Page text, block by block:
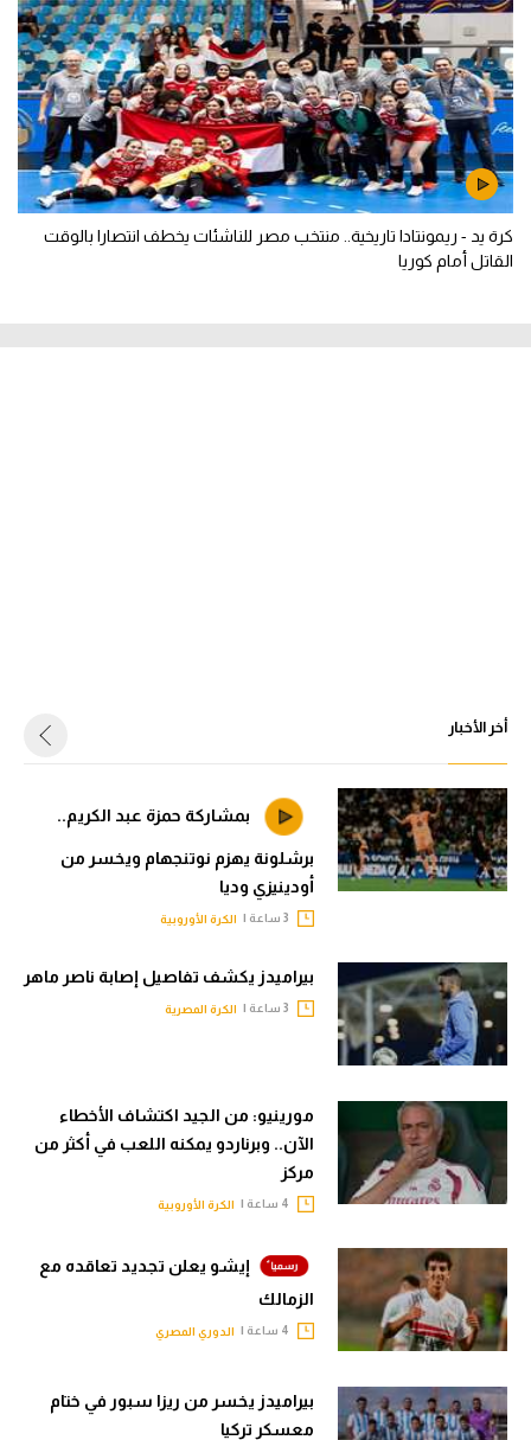
كرة يد - ريمونتادا تاريخية.. منتخب مصر للناشئات يخطف انتصارا بالوقت
القاتل أمام كوريا
أخر الأخبار
بمشاركة حمزة عبد الكريم..
برشلونة يهزم نوتنجهام ويخسر من
أودينيزي وديا
الكرة الأوروبية
بيراميدز يكشف تفاصيل إصابة ناصر ماهر
الكرة المصرية
مورينيو: من الجيد اكتشاف الأخطاء
الآن.. وبرناردو يمكنه اللعب في أكثر من
مركز
الكرة الأوروبية
إيشو يعلن تجديد تعاقده مع
الزمالك
الدوري المصري
بيراميدز يخسر من ريزا سبور في ختام
معسكر تركيا